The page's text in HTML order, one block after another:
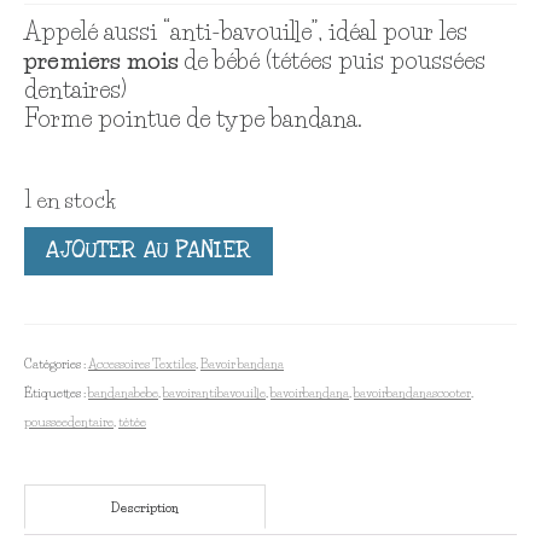
Appelé aussi “anti-bavouille”, idéal pour les
premiers mois de bébé (tétées puis poussées
dentaires)
Forme pointue de type bandana.
1 en stock
quantité
de
TROPICAL
AJOUTER AU PANIER
Catégories :Accessoires Textiles,Bavoir bandana
Étiquettes :bandanabebe,bavoirantibavouille,bavoirbandana,bavoirbandanascooter,
pousseedentaire,tétée
Description